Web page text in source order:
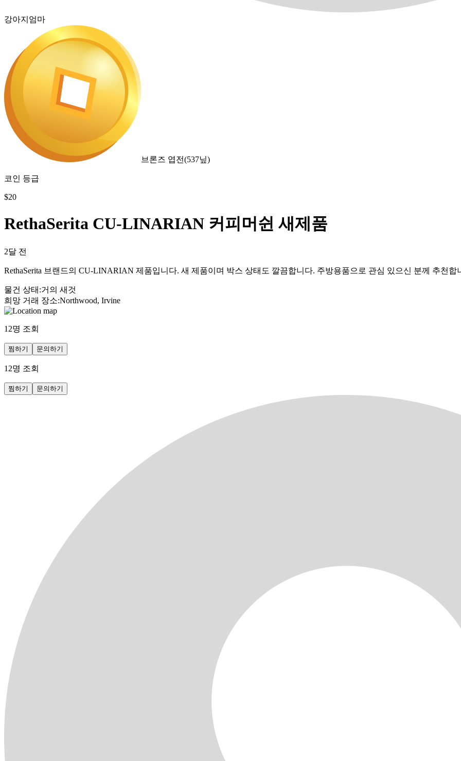
강아지엄마
브론즈 엽전(537닢)
코인 등급
$20
RethaSerita CU-LINARIAN 커피머쉰 새제품
2달 전
RethaSerita 브랜드의 CU-LINARIAN 제품입니다. 새 제품이며 박스 상태도 깔끔합니다. 주방용품으로 관심 있으신 분께 추천합
물건 상태 :거의 새것
희망 거래 장소:Northwood, Irvine
12명 조회
찜하기 문의하기
12명 조회
찜하기 문의하기